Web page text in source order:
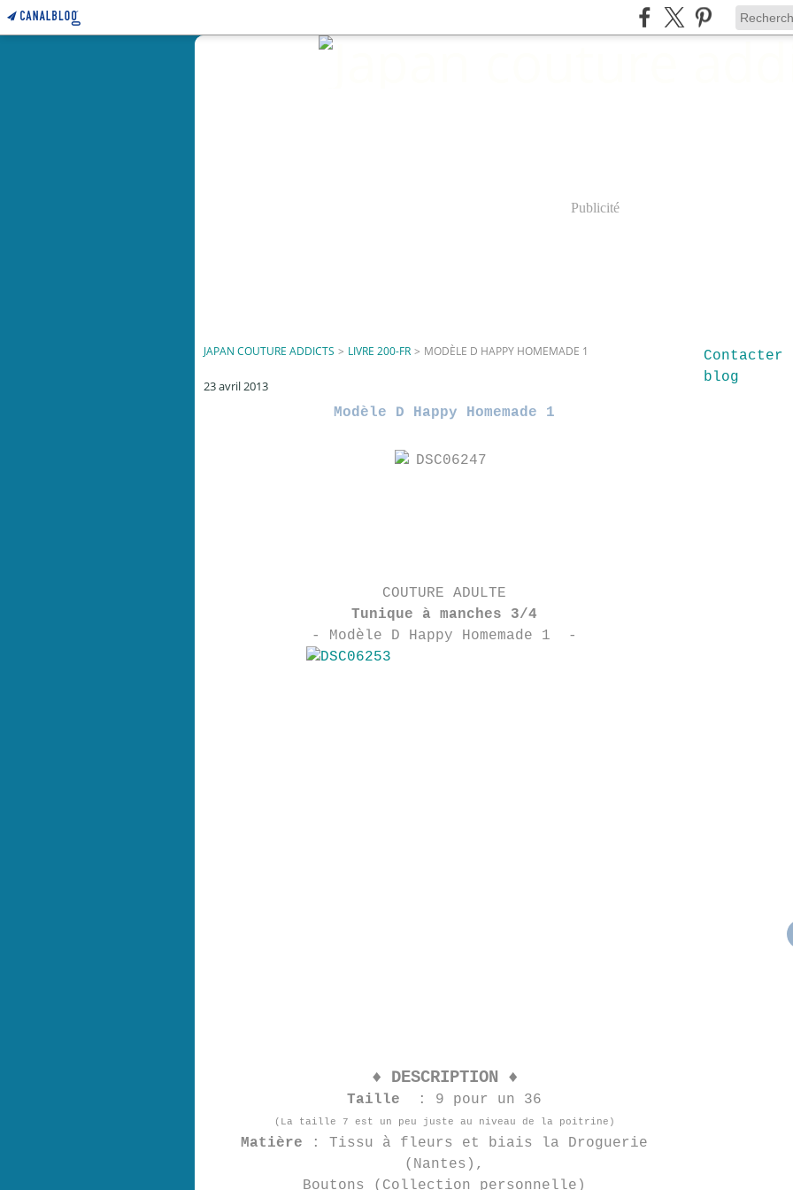
Publicité
JAPAN COUTURE ADDICTS > LIVRE 200-FR > MODÈLE D HAPPY HOMEMADE 1
23 avril 2013
Modèle D Happy Homemade 1
COUTURE ADULTE
Tunique à manches 3/4
- Modèle D Happy Homemade 1 -
♦ DESCRIPTION ♦
Taille : 9 pour un 36
(La taille 7 est un peu juste au niveau de la poitrine)
Matière : Tissu à fleurs et biais la Droguerie
(Nantes),
Boutons (Collection personnelle)
blog